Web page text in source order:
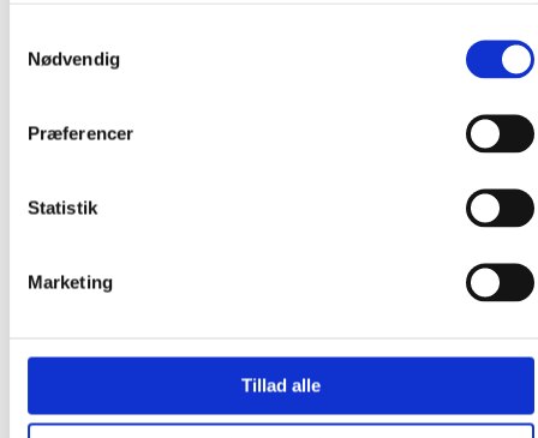
Nødvendig
Præferencer
Statistik
Marketing
Tillad alle